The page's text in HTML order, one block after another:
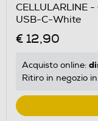
CELLULARLINE
USB-C-White
€ 12,90
Acquisto online:
Ritiro in negozio